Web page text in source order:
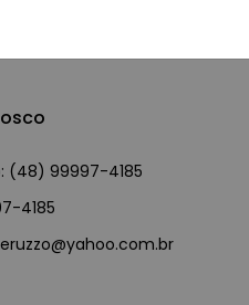
4185